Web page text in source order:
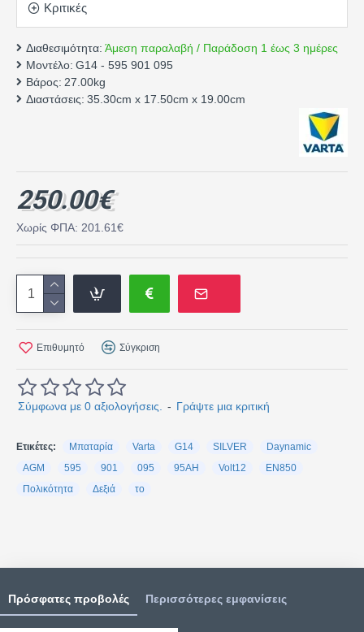
Κριτικές
Διαθεσιμότητα: Άμεση παραλαβή / Παράδοση 1 έως 3 ημέρες
Μοντέλο: G14 - 595 901 095
Βάρος: 27.00kg
Διαστάσεις: 35.30cm x 17.50cm x 19.00cm
Σύμφωνα με 0 αξιολογήσεις. - Γράψτε μια κριτική
250.00€
Χωρίς ΦΠΑ: 201.61€
Επιθυμητό Σύγκριση
Ετικέτες: Μπαταρία Varta G14 SILVER
Daynamic
AGM
595 901 095 95AH Volt12
EN850
Πολικότητα
Δεξιά το
Πρόσφατες προβολές Περισσότερες εμφανίσεις